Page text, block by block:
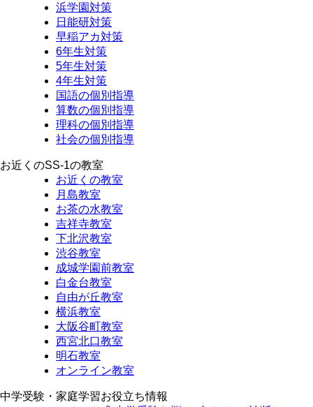
浜学園対策
日能研対策
早稲アカ対策
6年生対策
5年生対策
4年生対策
国語の個別指導
算数の個別指導
理科の個別指導
社会の個別指導
お近くのSS-1の教室
お近くの教室
月島教室
お茶の水教室
吉祥寺教室
下北沢教室
渋谷教室
成城学園前教室
白金台教室
自由が丘教室
横浜教室
大阪谷町教室
西宮北口教室
明石教室
オンライン教室
中学受験・家庭学習お役立ち情報